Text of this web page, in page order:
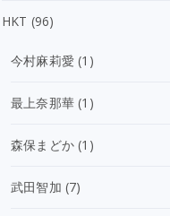
HKT (96)
今村麻莉愛 (1)
最上奈那華 (1)
森保まどか (1)
武田智加 (7)